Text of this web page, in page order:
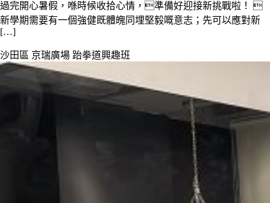
過完開心暑假，喺時候收拾心情，準備好迎接新挑戰啦！ 
新學期需要有一個強健既體魄同埋堅毅嘅意志；先可以應對新
[…]
沙田區 京瑞廣場 跆拳道興趣班